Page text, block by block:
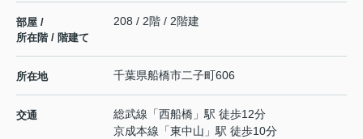
部屋 /
所在階 / 階建て
208 / 2階 / 2階建
所在地 千葉県船橋市二子町606
交通 総武線 「西船橋 」駅 徒歩12分
京成本線 「東中山 」駅 徒歩10分